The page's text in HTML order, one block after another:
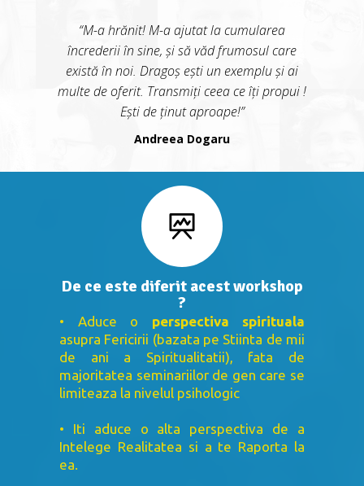
“M-a hrănit! M-a ajutat la cumularea
încrederii în sine, și să văd frumosul care
există în noi. Dragoș ești un exemplu și ai
multe de oferit. Transmiți ceea ce îți propui !
Ești de ținut aproape!”
Andreea Dogaru
• Aduce o perspectiva spirituala
asupra Fericirii (bazata pe Stiinta de mii
de ani a Spiritualitatii), fata de
majoritatea seminariilor de gen care se
limiteaza la nivelul psihologic
• Iti aduce o alta perspectiva de a
Intelege Realitatea si a te Raporta la
ea.
De ce este diferit acest workshop
?